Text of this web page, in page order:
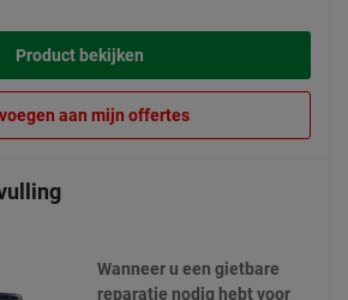
Product bekijken
aan mijn offertes
Wanneer u een gietbare
reparatie nodig hebt voor